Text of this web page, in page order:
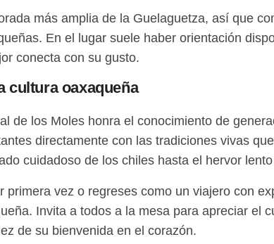
más amplia de la Guelaguetza, así que
En el lugar suele haber orientación
conecta con su gusto.
cultura oaxaqueña
de los Moles honra el conocimiento de
directamente con las tradiciones vivas
cuidadoso de los chiles hasta el hervor
primera vez o regreses como un viajero con
Invita a todos a la mesa para apreciar el
de su bienvenida en el corazón.